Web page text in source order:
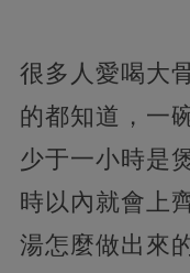
很多人愛喝大
的都知道，一
少于一小時是
時以內就會上
湯怎麼做出來